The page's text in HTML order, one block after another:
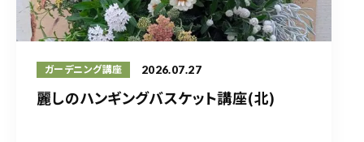
ガーデニング講座 2026.07.27
麗しのハンギングバスケット講座(北)